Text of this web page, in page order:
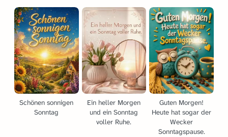
Schönen sonnigen
Sonntag
Ein heller Morgen
und ein Sonntag
voller Ruhe.
Guten Morgen!
Heute hat sogar der
Wecker
Sonntagspause.